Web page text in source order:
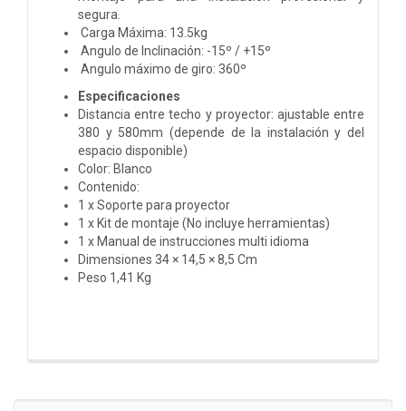
segura.
Carga Máxima: 13.5kg
Angulo de Inclinación: -15º / +15º
Angulo máximo de giro: 360º
Especificaciones
Distancia entre techo y proyector: ajustable entre
380 y 580mm (depende de la instalación y del
espacio disponible)
Color: Blanco
Contenido:
1 x Soporte para proyector
1 x Kit de montaje (No incluye herramientas)
1 x Manual de instrucciones multi idioma
Dimensiones 34 × 14,5 × 8,5 Cm
Peso 1,41 Kg